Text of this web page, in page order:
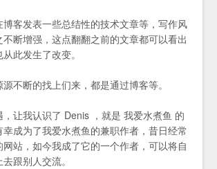
博客发表一些总结性的技术文章等，写作风
断增强，这点翻翻之前的文章都可以看出
此发生了改变。
不断的找上们来，都是通过博客等。
让我认识了 Denis ，就是 我爱水煮鱼 的
成为了我爱水煮鱼的兼职作者，昔日经常
站，如今我成了它的一个作者，可以将自
跟别人交流。